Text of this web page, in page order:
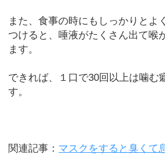
また、食事の時にもしっかりとよ
つけると、唾液がたくさん出て喉
ます。
できれば、１口で30回以上は噛む
す。
関連記事： マスクをすると臭くて